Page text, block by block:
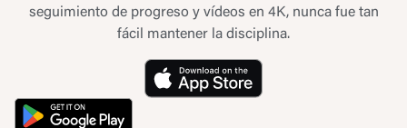
seguimiento de progreso y vídeos en 4K, nunca fue tan
fácil mantener la disciplina.